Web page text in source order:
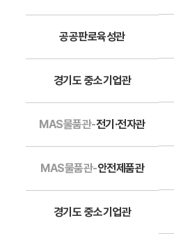
공공판로육성관
경기도 중소기업관
MAS물품관-전기·전자관
MAS물품관-안전제품관
경기도 중소기업관